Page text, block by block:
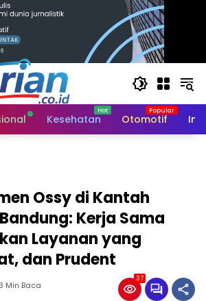
Kesehatan Otomotif
Ossy di Kantah
Kerja Sama
Layanan yang
dan Prudent
Min Baca
37